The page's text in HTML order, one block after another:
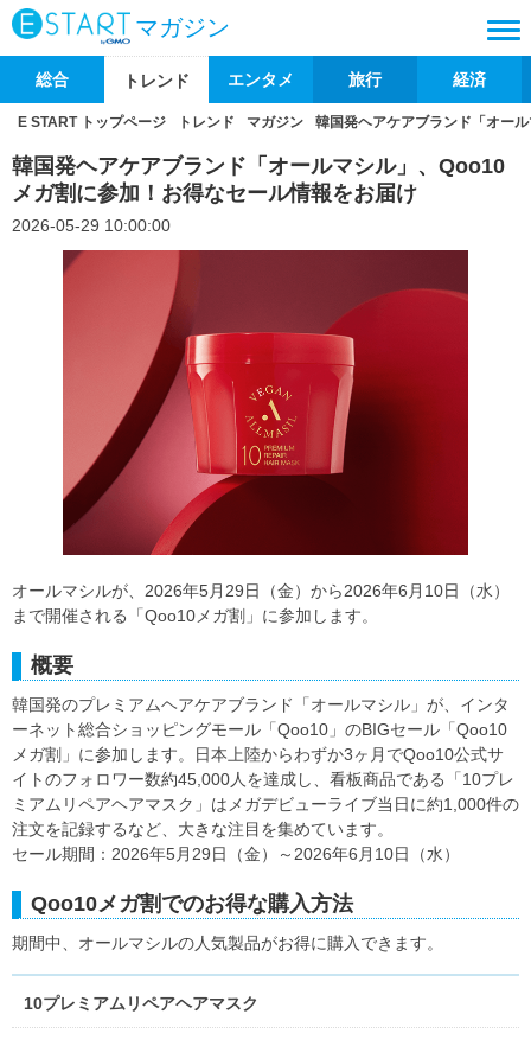
マガジン
総合 トレンド エンタメ 旅行 経済
E START トップページ トレンド マガジン 韓国発ヘアケアブランド「オー
韓国発ヘアケアブランド「オールマシル」、Qoo10
メガ割に参加！お得なセール情報をお届け
2026-05-29 10:00:00
オールマシルが、2026年5月29日（金）から2026年6月10日（水）
まで開催される「Qoo10メガ割」に参加します。
概要
韓国発のプレミアムヘアケアブランド「オールマシル」が、インタ
ーネット総合ショッピングモール「Qoo10」のBIGセール「Qoo10
メガ割」に参加します。日本上陸からわずか3ヶ月でQoo10公式サ
イトのフォロワー数約45,000人を達成し、看板商品である「10プレ
ミアムリペアヘアマスク」はメガデビューライブ当日に約1,000件の
注文を記録するなど、大きな注目を集めています。
セール期間：2026年5月29日（金）～2026年6月10日（水）
Qoo10メガ割でのお得な購入方法
期間中、オールマシルの人気製品がお得に購入できます。
10プレミアムリペアヘアマスク